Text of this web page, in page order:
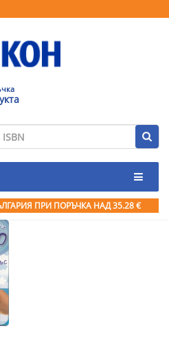
ПРИ ПОРЪЧКА НАД 35.28 €